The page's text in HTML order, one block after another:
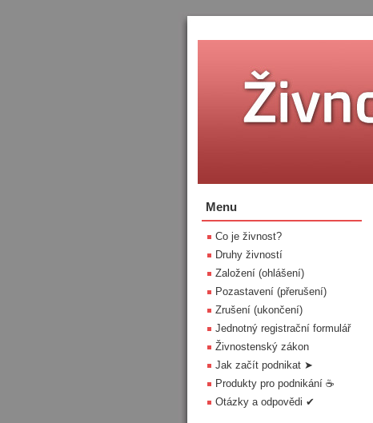
Menu
Co je živnost?
Druhy živností
Založení (ohlášení)
Pozastavení (přerušení)
Zrušení (ukončení)
Jednotný registrační formulář
Živnostenský zákon
Jak začít podnikat ➤
Produkty pro podnikání ☕
Otázky a odpovědi ✔